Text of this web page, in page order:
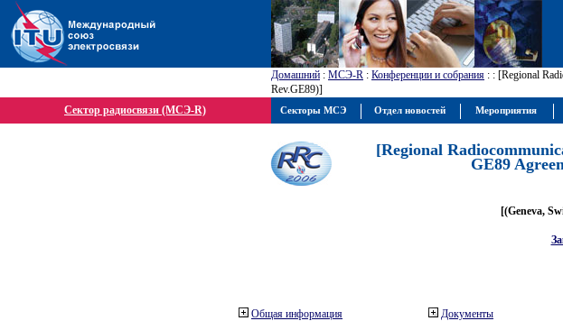
Домашний : МСЭ-R : Конференции и собрания : : [Regional
Rev.GE89)]
Сектор радиосвязи (МСЭ-R)
[Regional
GE89
[(Geneva,
Общая информация Документы
Секторы МСЭ Отдел новостей Мероприятия